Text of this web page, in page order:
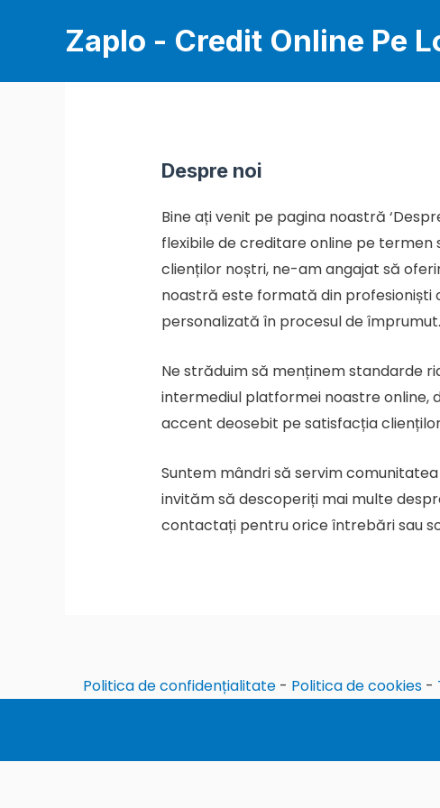
Zaplo - Credit Online Pe
Despre noi
Bine ați venit pe pagina noastră
flexibile de creditare online pe termen
clienților noștri, ne-am angajat să
noastră este formată din profesioniști
personalizată în procesul de împrumut.
Ne străduim să menținem standarde
intermediul platformei noastre online,
accent deosebit pe satisfacția
Suntem mândri să servim
invităm să descoperiți mai multe
contactați pentru orice întrebări sau
Politica de confidențialitate- Politica de cookies-